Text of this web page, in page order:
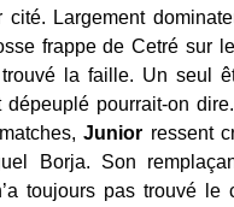
cité. Largement
frappe de Cetré sur
la faille. Un seul
dépeuplé pourrait-on
Junior ressent
Borja. Son
toujours pas trouvé le